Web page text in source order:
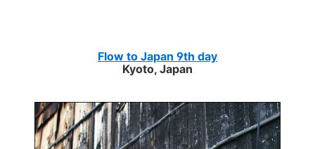
Flow to Japan 9th day
Kyoto, Japan